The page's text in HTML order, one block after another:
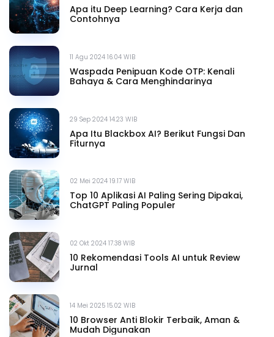
Apa itu Deep Learning? Cara Kerja dan
Contohnya
11 Agu 2024 16.04 WIB
Waspada Penipuan Kode OTP: Kenali
Bahaya & Cara Menghindarinya
29 Sep 2024 14.23 WIB
Apa Itu Blackbox AI? Berikut Fungsi Dan
Fiturnya
02 Mei 2024 19.17 WIB
Top 10 Aplikasi AI Paling Sering Dipakai,
ChatGPT Paling Populer
02 Okt 2024 17.38 WIB
10 Rekomendasi Tools AI untuk Review
Jurnal
14 Mei 2025 15.02 WIB
10 Browser Anti Blokir Terbaik, Aman &
Mudah Digunakan